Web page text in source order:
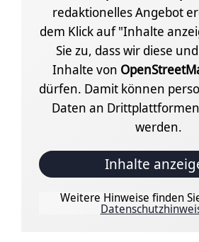
redaktionelles Angebot
dem Klick auf "Inhalte
Sie zu, dass wir diese
Inhalte von
dürfen. Damit können
Daten an
werden.
Inhalte
Weitere Hinweise finden